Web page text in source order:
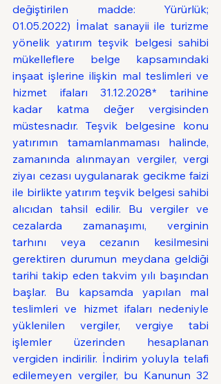
değiştirilen madde: Yürürlük;
01.05.2022) İmalat sanayii ile turizme
yönelik yatırım teşvik belgesi sahibi
mükelleflere belge kapsamındaki
inşaat işlerine ilişkin mal teslimleri ve
hizmet ifaları 31.12.2028* tarihine
kadar katma değer vergisinden
müstesnadır. Teşvik belgesine konu
yatırımın tamamlanmaması halinde,
zamanında alınmayan vergiler, vergi
ziyaı cezası uygulanarak gecikme faizi
ile birlikte yatırım teşvik belgesi sahibi
alıcıdan tahsil edilir. Bu vergiler ve
cezalarda zamanaşımı, verginin
tarhını veya cezanın kesilmesini
gerektiren durumun meydana geldiği
tarihi takip eden takvim yılı başından
başlar. Bu kapsamda yapılan mal
teslimleri ve hizmet ifaları nedeniyle
yüklenilen vergiler, vergiye tabi
işlemler üzerinden hesaplanan
vergiden indirilir. İndirim yoluyla telafi
edilemeyen vergiler, bu Kanunun 32